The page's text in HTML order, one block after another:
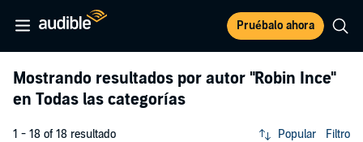
Pruébalo ahora
Mostrando resultados por autor "Robin Ince"
en Todas las categorías
1 - 18 of 18 resultado Popular Filtro